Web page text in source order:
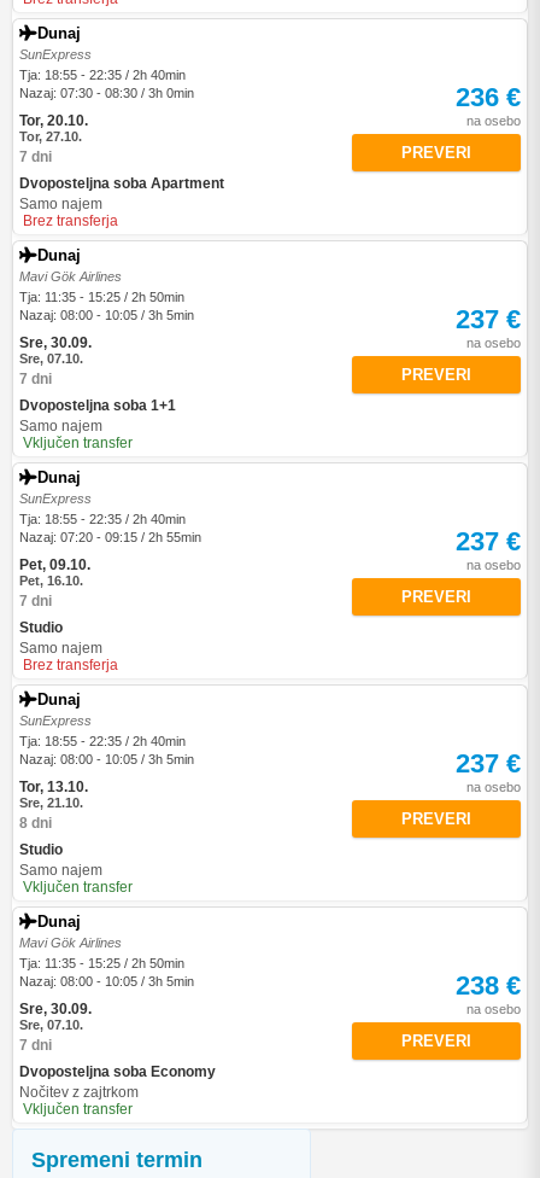
Spremeni termin
Dunaj
SunExpress
Tja: 18:55 - 22:35 / 2h 40min
Nazaj: 07:30 - 08:30 / 3h 0min
Tor, 20.10.
Tor, 27.10.
7 dni
Dvoposteljna soba Apartment
Samo najem
Brez transferja
236 €
na osebo
PREVERI
Dunaj
Mavi Gök Airlines
Tja: 11:35 - 15:25 / 2h 50min
Nazaj: 08:00 - 10:05 / 3h 5min
Sre, 30.09.
Sre, 07.10.
7 dni
Dvoposteljna soba 1+1
Samo najem
Vključen transfer
237 €
na osebo
PREVERI
Dunaj
SunExpress
Tja: 18:55 - 22:35 / 2h 40min
Nazaj: 07:20 - 09:15 / 2h 55min
Pet, 09.10.
Pet, 16.10.
7 dni
Studio
Samo najem
Brez transferja
237 €
na osebo
PREVERI
Dunaj
SunExpress
Tja: 18:55 - 22:35 / 2h 40min
Nazaj: 08:00 - 10:05 / 3h 5min
Tor, 13.10.
Sre, 21.10.
8 dni
Studio
Samo najem
Vključen transfer
237 €
na osebo
PREVERI
Dunaj
Mavi Gök Airlines
Tja: 11:35 - 15:25 / 2h 50min
Nazaj: 08:00 - 10:05 / 3h 5min
Sre, 30.09.
Sre, 07.10.
7 dni
Dvoposteljna soba Economy
Nočitev z zajtrkom
Vključen transfer
238 €
na osebo
PREVERI